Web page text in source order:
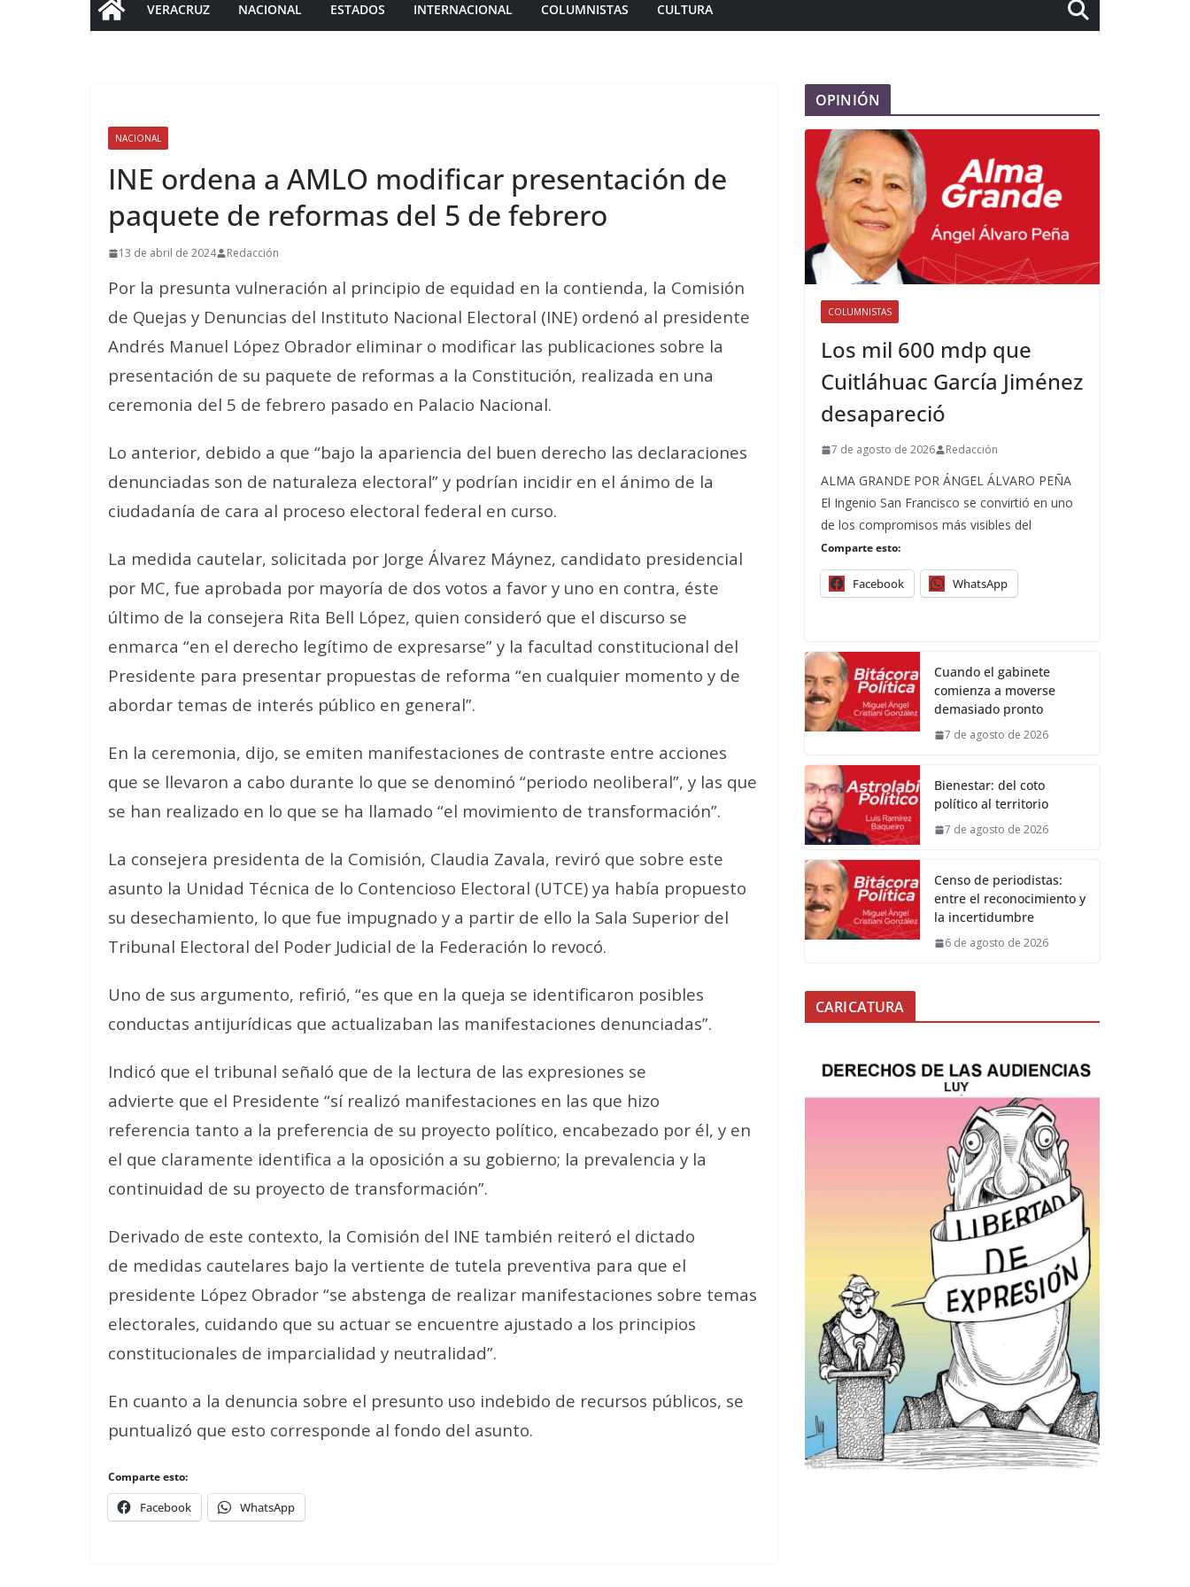
VERACRUZ NACIONAL ESTADOS INTERNACIONAL COLUMNISTAS CULTURA
NACIONAL
INE ordena a AMLO modificar presentación de
paquete de reformas del 5 de febrero
13 de abril de 2024 Redacción
Por la presunta vulneración al principio de equidad en la contienda, la Comisión
de Quejas y Denuncias del Instituto Nacional Electoral (INE) ordenó al presidente
Andrés Manuel López Obrador eliminar o modificar las publicaciones sobre la
presentación de su paquete de reformas a la Constitución, realizada en una
ceremonia del 5 de febrero pasado en Palacio Nacional.
Lo anterior, debido a que “bajo la apariencia del buen derecho las declaraciones
denunciadas son de naturaleza electoral” y podrían incidir en el ánimo de la
ciudadanía de cara al proceso electoral federal en curso.
La medida cautelar, solicitada por Jorge Álvarez Máynez, candidato presidencial
por MC, fue aprobada por mayoría de dos votos a favor y uno en contra, éste
último de la consejera Rita Bell López, quien consideró que el discurso se
enmarca “en el derecho legítimo de expresarse” y la facultad constitucional del
Presidente para presentar propuestas de reforma “en cualquier momento y de
abordar temas de interés público en general”.
En la ceremonia, dijo, se emiten manifestaciones de contraste entre acciones
que se llevaron a cabo durante lo que se denominó “periodo neoliberal”, y las que
se han realizado en lo que se ha llamado “el movimiento de transformación”.
La consejera presidenta de la Comisión, Claudia Zavala, reviró que sobre este
asunto la Unidad Técnica de lo Contencioso Electoral (UTCE) ya había propuesto
su desechamiento, lo que fue impugnado y a partir de ello la Sala Superior del
Tribunal Electoral del Poder Judicial de la Federación lo revocó.
Uno de sus argumento, refirió, “es que en la queja se identificaron posibles
conductas antijurídicas que actualizaban las manifestaciones denunciadas”.
Indicó que el tribunal señaló que de la lectura de las expresiones se
advierte que el Presidente “sí realizó manifestaciones en las que hizo
referencia tanto a la preferencia de su proyecto político, encabezado por él, y en
el que claramente identifica a la oposición a su gobierno; la prevalencia y la
continuidad de su proyecto de transformación”.
Derivado de este contexto, la Comisión del INE también reiteró el dictado
de medidas cautelares bajo la vertiente de tutela preventiva para que el
presidente López Obrador “se abstenga de realizar manifestaciones sobre temas
electorales, cuidando que su actuar se encuentre ajustado a los principios
constitucionales de imparcialidad y neutralidad”.
En cuanto a la denuncia sobre el presunto uso indebido de recursos públicos, se
puntualizó que esto corresponde al fondo del asunto.
Comparte esto:
Facebook WhatsApp
OPINIÓN
COLUMNISTAS
Los mil 600 mdp que
Cuitláhuac García Jiménez
desapareció
7 de agosto de 2026 Redacción
ALMA GRANDE POR ÁNGEL ÁLVARO PEÑA
El Ingenio San Francisco se convirtió en uno
de los compromisos más visibles del
Comparte esto:
Facebook WhatsApp
Cuando el gabinete
comienza a moverse
demasiado pronto
7 de agosto de 2026
Bienestar: del coto
político al territorio
7 de agosto de 2026
Censo de periodistas:
entre el reconocimiento y
la incertidumbre
6 de agosto de 2026
CARICATURA